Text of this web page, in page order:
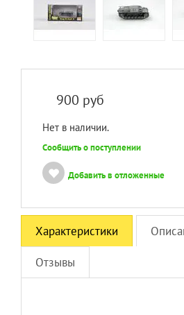
900 руб
Нет в наличии.
Сообщить о поступлении
Добавить в отложенные
Характеристики
Отзывы